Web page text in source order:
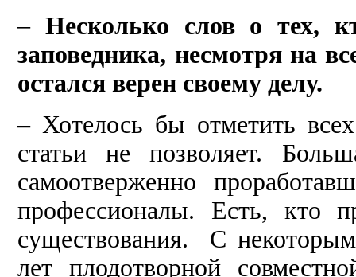
–Несколько слов о тех,
заповедника, несмотря на
остался верен своему делу.
–Хотелось бы отметить
статьи не позволяет.
самоотверженно
профессионалы. Есть, кто
существования. С
лет плодотворной